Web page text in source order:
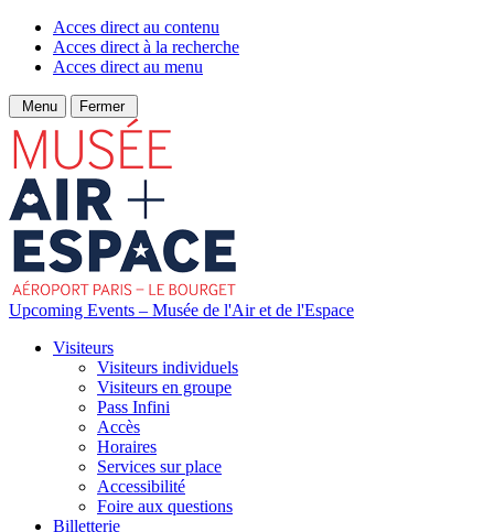
Acces direct au contenu
Acces direct à la recherche
Acces direct au menu
Menu Fermer
Upcoming Events – Musée de l'Air et de l'Espace
Visiteurs
Visiteurs individuels
Visiteurs en groupe
Pass Infini
Accès
Horaires
Services sur place
Accessibilité
Foire aux questions
Billetterie